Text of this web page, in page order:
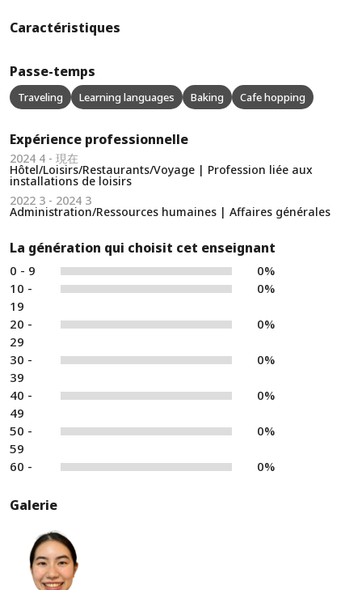
Caractéristiques
Passe-temps
Traveling Learning languages Baking Cafe hopping
Expérience professionnelle
2024 4 - 現在
Hôtel/Loisirs/Restaurants/Voyage | Profession liée aux
installations de loisirs
2022 3 - 2024 3
Administration/Ressources humaines | Affaires générales
La génération qui choisit cet enseignant
0 - 9
0%
10 -
19
0%
20 -
29
0%
30 -
39
0%
40 -
49
0%
50 -
59
0%
60 - 0%
Galerie